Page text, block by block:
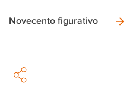
Novecento figurativo